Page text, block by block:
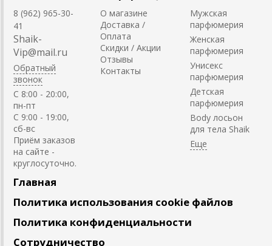
8 (962) 965-30-
41
Shaik-
Vip@mail.ru
Обратный
звонок
C 8:00 - 20:00,
пн-пт
С 9:00 - 19:00,
сб-вс
Приём заказов
на сайте -
круглосуточно.
О магазине
Доставка /
Оплата
Скидки / Акции
Отзывы
Контакты
Мужская
парфюмерия
Женская
парфюмерия
Унисекс
парфюмерия
Детская
парфюмерия
Body лосьон
для тела Shaik
Главная
Политика использования cookie файлов
Политика конфиденциальности
Сотрудничество